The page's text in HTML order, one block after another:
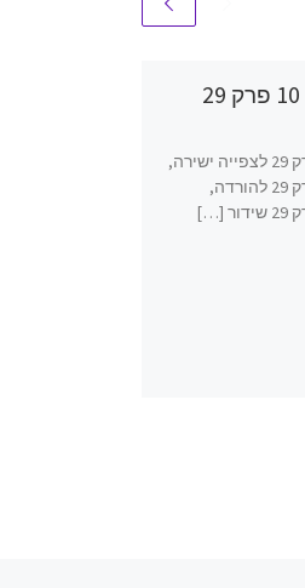
מאסטר שף עונה 10 פרק 29 לצפייה ישירה,
מאסטר שף עונה 10 פרק 29 להורדה,